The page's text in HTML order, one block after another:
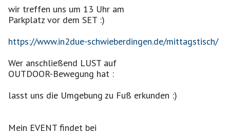
wir treffen uns um 13 Uhr am
Parkplatz vor dem SET :)
https://www.in2due-schwieberdingen.de/mittagstisch/
Wer anschließend LUST auf
OUTDOOR-Bewegung hat :
lasst uns die Umgebung zu Fuß erkunden :)
Mein EVENT findet bei